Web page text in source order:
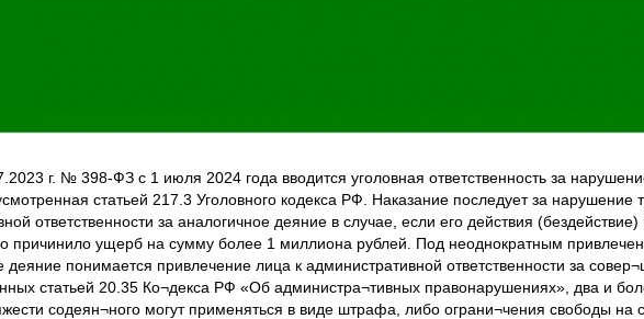
г. № 398-ФЗ с 1 июля 2024 года вводится уголовная ответственность за
статьей 217.3 Уголовного кодекса РФ. Наказание последует за
ответственности за аналогичное деяние в случае, если его действия
причинило ущерб на сумму более 1 миллиона рублей. Под неоднократным
деяние понимается привлечение лица к административной ответственности за
статьей 20.35 Ко¬декса РФ «Об администра¬тивных правонарушениях», два и
содеян¬ного могут применяться в виде штрафа, либо ограни¬чения свободы на